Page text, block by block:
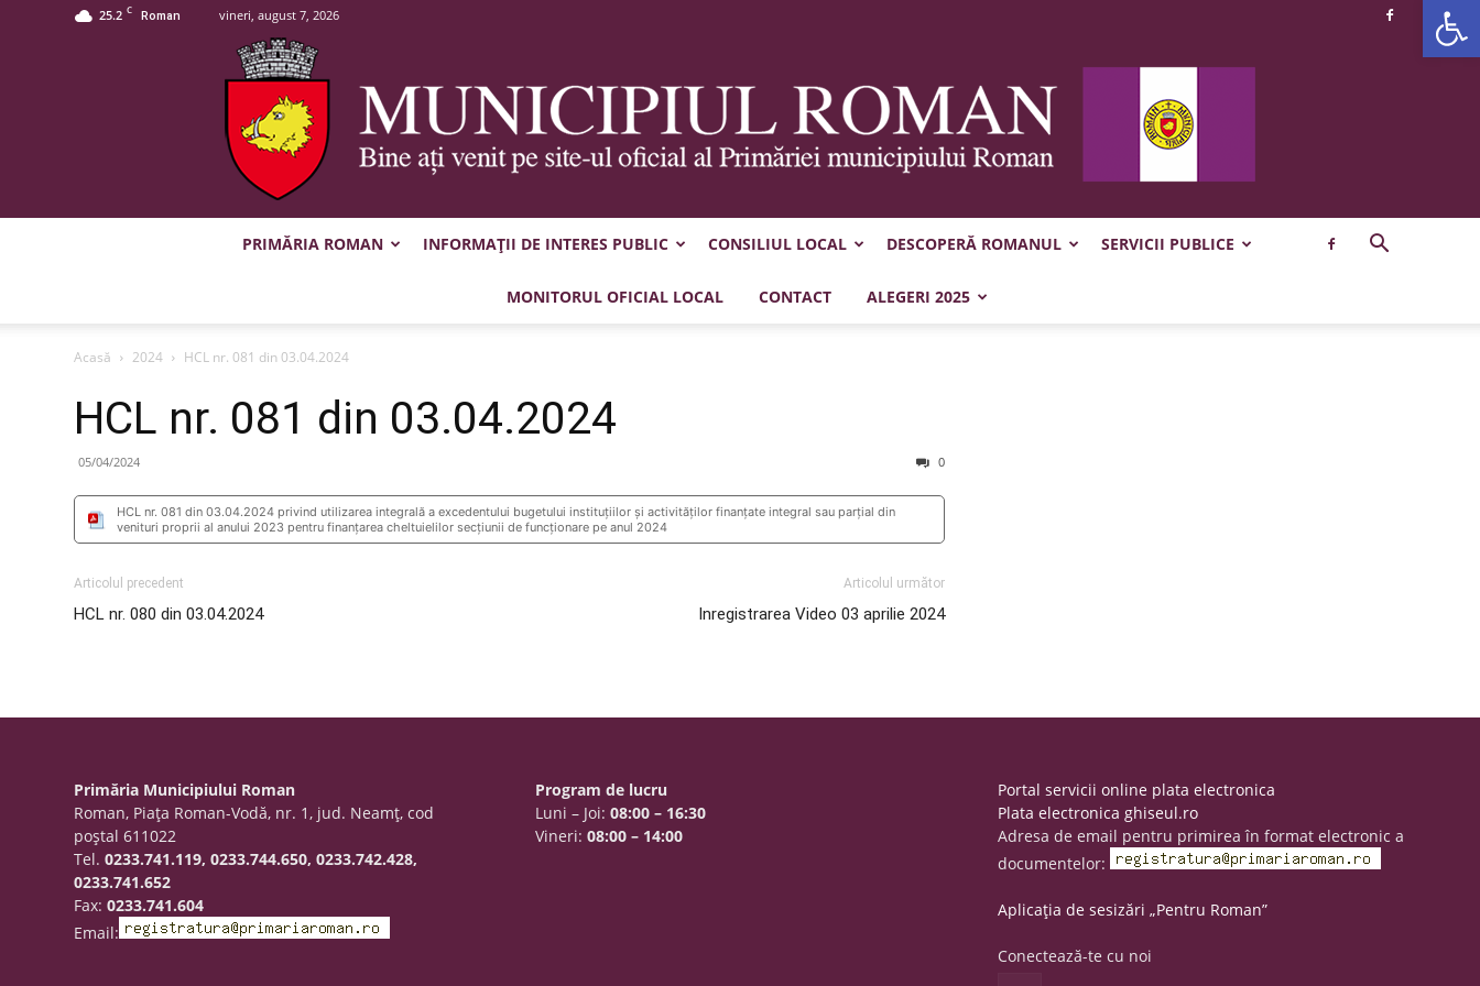
25.2 C Roman vineri, august 7, 2026
Municipiul
PRIMĂRIA ROMAN INFORMAȚII DE INTERES PUBLIC CONSILIUL LOCAL DESCOPERĂ ROMANUL SERVICII PUBLICE
MONITORUL OFICIAL LOCAL CONTACT ALEGERI 2025
Acasă 2024 HCL nr. 081 din 03.04.2024
HCL nr. 081 din 03.04.2024
05/04/2024 0
HCL nr. 081 din 03.04.2024 privind utilizarea integrală a excedentului bugetului instituțiilor și activităților finanțate integral sau parțial din
venituri proprii al anului 2023 pentru finanțarea cheltuielilor secțiunii de funcționare pe anul 2024
Articolul precedent
HCL nr. 080 din 03.04.2024
Articolul următor
Inregistrarea Video 03 aprilie 2024
Primăria Municipiului Roman
Roman, Piaţa Roman-Vodă, nr. 1, jud. Neamţ, cod
poştal 611022
Tel.0233.741.119, 0233.744.650, 0233.742.428,
0233.741.652
Fax:0233.741.604
Email:
Program de lucru
Luni – Joi:08:00 – 16:30
Vineri:08:00 – 14:00
Portal servicii online plata electronica
Plata electronica ghiseul.ro
Adresa de email pentru primirea în format electronic a
documentelor:
Aplicația de sesizări „Pentru Roman”
Conectează-te cu noi